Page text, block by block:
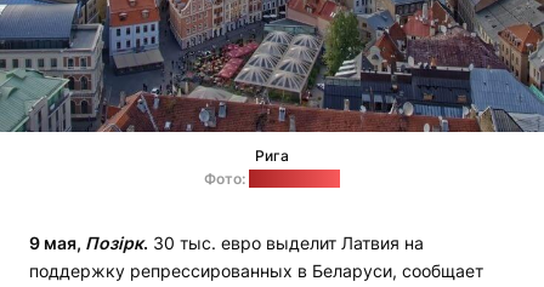
Рига
Фото:
9 мая, Позірк. 30 тыс. евро выделит Латвия на
поддержку репрессированных в Беларуси, сообщает